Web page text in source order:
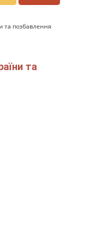
та позбавлення
та